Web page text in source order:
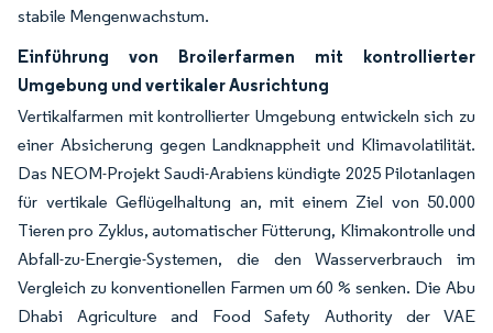
stabile Mengenwachstum.
Einführung von Broilerfarmen mit kontrollierter
Umgebung und vertikaler Ausrichtung
Vertikalfarmen mit kontrollierter Umgebung entwickeln sich zu
einer Absicherung gegen Landknappheit und Klimavolatilität.
Das NEOM-Projekt Saudi-Arabiens kündigte 2025 Pilotanlagen
für vertikale Geflügelhaltung an, mit einem Ziel von 50.000
Tieren pro Zyklus, automatischer Fütterung, Klimakontrolle und
Abfall-zu-Energie-Systemen, die den Wasserverbrauch im
Vergleich zu konventionellen Farmen um 60 % senken. Die Abu
Dhabi Agriculture and Food Safety Authority der VAE